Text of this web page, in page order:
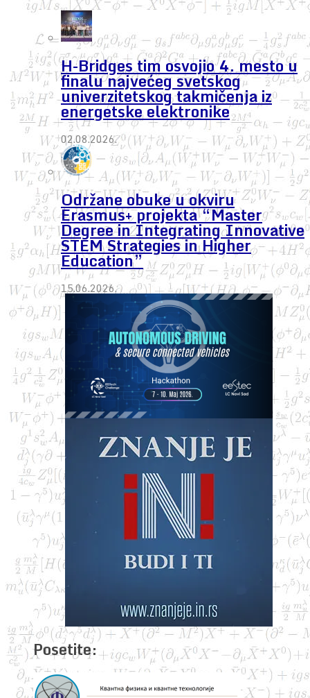
H-Bridges tim osvojio 4. mesto u
finalu najvećeg svetskog
univerzitetskog takmičenja iz
energetske elektronike
02.08.2026.
Održane obuke u okviru
Erasmus+ projekta “Master
Degree in Integrating Innovative
STEM Strategies in Higher
Education”
15.06.2026.
Posetite: